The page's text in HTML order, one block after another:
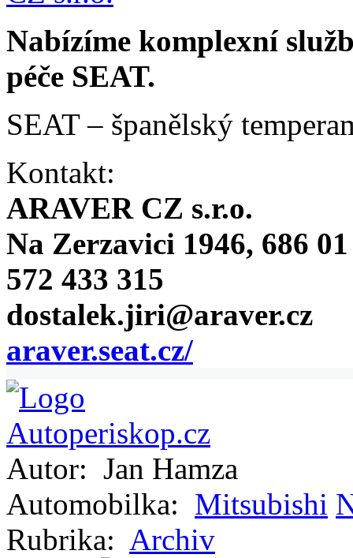
Nabízíme komplexní
péče SEAT.
SEAT – španělský
Kontakt:
ARAVER CZ s.r.o.
Na Zerzavici 1946, 686
572 433 315
dostalek.jiri@araver.cz
araver.seat.cz/
Autor: Jan Hamza
Automobilka: Mitsubishi
Rubrika: Archiv